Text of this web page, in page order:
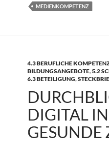
MEDIENKOMPETENZ
4.3 BERUFLICHE
BILDUNGSANGEBOTE,5.2
6.3 BETEILIGUNG,
DIGITAL